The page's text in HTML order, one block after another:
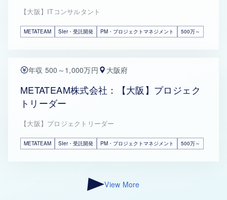
【大阪】ITコンサルタント
METATEAM SIer・受託開発 PM・プロジェクトマネジメント 500万～
年収 500～1,000万円 大阪府
METATEAM株式会社：【大阪】プロジェク
トリーダー
【大阪】プロジェクトリーダー
METATEAM SIer・受託開発 PM・プロジェクトマネジメント 500万～
View More